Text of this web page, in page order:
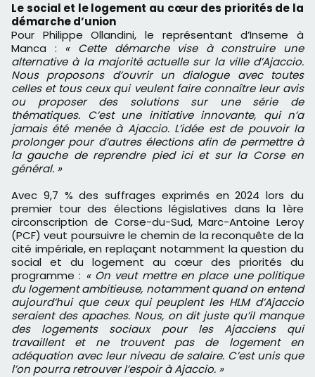
Le social et le logement au cœur des priorités de la
démarche d’union
Pour Philippe Ollandini, le représentant d’Inseme à
Manca : « Cette démarche vise à construire une
alternative à la majorité actuelle sur la ville d’Ajaccio.
Nous proposons d’ouvrir un dialogue avec toutes
celles et tous ceux qui veulent faire connaître leur avis
ou proposer des solutions sur une série de
thématiques. C’est une initiative innovante, qui n’a
jamais été menée à Ajaccio. L’idée est de pouvoir la
prolonger pour d’autres élections afin de permettre à
la gauche de reprendre pied ici et sur la Corse en
général. »
Avec 9,7 % des suffrages exprimés en 2024 lors du
premier tour des élections législatives dans la 1ère
circonscription de Corse-du-Sud, Marc-Antoine Leroy
(PCF) veut poursuivre le chemin de la reconquête de la
cité impériale, en replaçant notamment la question du
social et du logement au cœur des priorités du
programme : « On veut mettre en place une politique
du logement ambitieuse, notamment quand on entend
aujourd’hui que ceux qui peuplent les HLM d’Ajaccio
seraient des apaches. Nous, on dit juste qu’il manque
des logements sociaux pour les Ajacciens qui
travaillent et ne trouvent pas de logement en
adéquation avec leur niveau de salaire. C’est unis que
l’on pourra retrouver l’espoir à Ajaccio. »